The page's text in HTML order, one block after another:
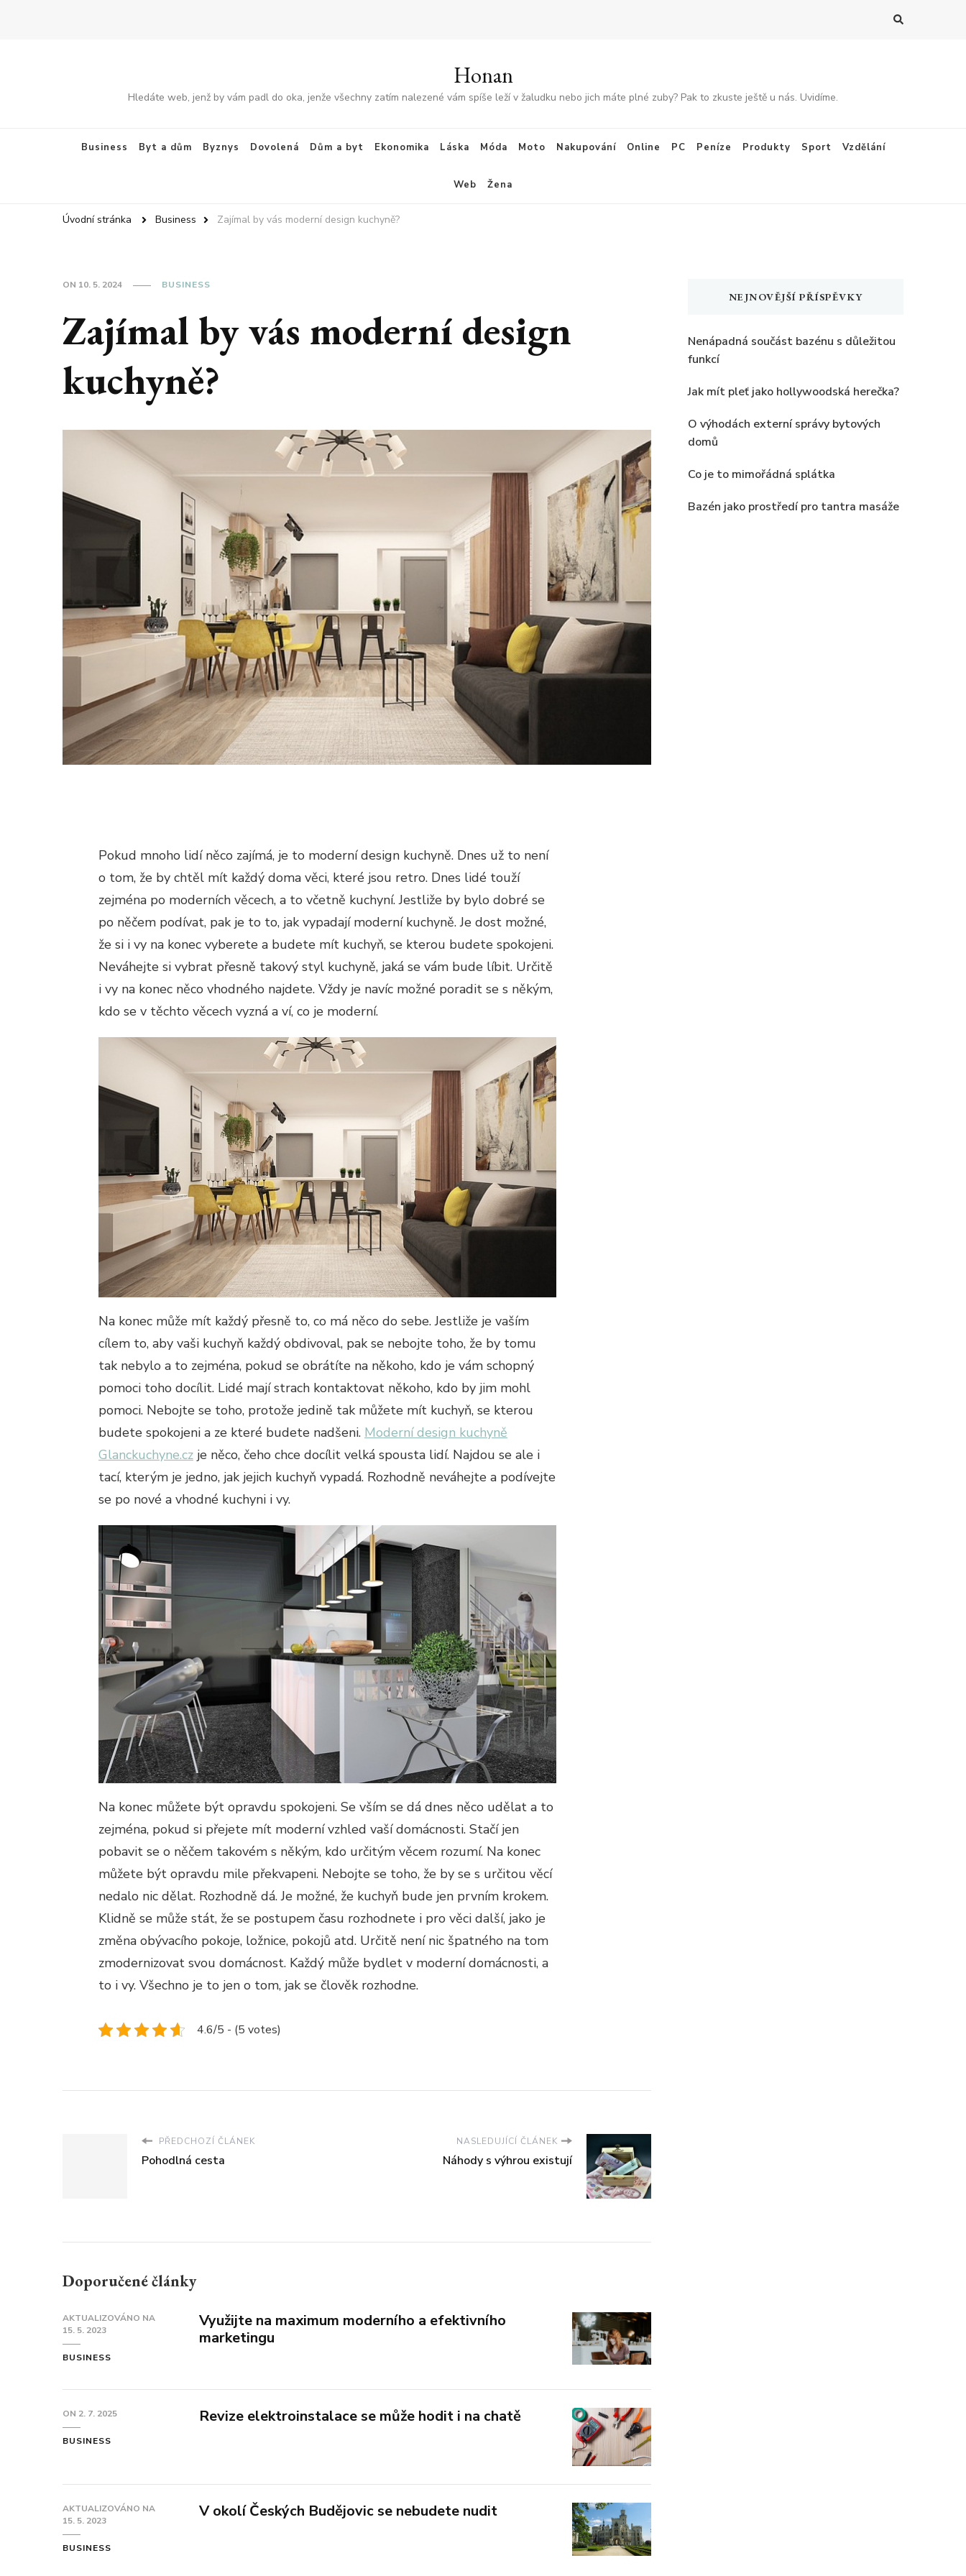
Honan
Hledáte web, jenž by vám padl do oka, jenže všechny zatím nalezené vám spíše leží v žaludku nebo jich máte plné zuby? Pak to zkuste ještě u nás. Uvidíme.
Business Byt a dům Byznys Dovolená Dům a byt Ekonomika Láska Móda Moto Nakupování Online PC Peníze Produkty Sport Vzdělání
Web Žena
Úvodní stránka Business Zajímal by vás moderní design kuchyně?
ON 10. 5. 2024 BUSINESS
Zajímal by vás moderní design
kuchyně?
Pokud mnoho lidí něco zajímá, je to moderní design kuchyně. Dnes už to není
o tom, že by chtěl mít každý doma věci, které jsou retro. Dnes lidé touží
zejména po moderních věcech, a to včetně kuchyní. Jestliže by bylo dobré se
po něčem podívat, pak je to to, jak vypadají moderní kuchyně. Je dost možné,
že si i vy na konec vyberete a budete mít kuchyň, se kterou budete spokojeni.
Neváhejte si vybrat přesně takový styl kuchyně, jaká se vám bude líbit. Určitě
i vy na konec něco vhodného najdete. Vždy je navíc možné poradit se s někým,
kdo se v těchto věcech vyzná a ví, co je moderní.
Na konec může mít každý přesně to, co má něco do sebe. Jestliže je vaším
cílem to, aby vaši kuchyň každý obdivoval, pak se nebojte toho, že by tomu
tak nebylo a to zejména, pokud se obrátíte na někoho, kdo je vám schopný
pomoci toho docílit. Lidé mají strach kontaktovat někoho, kdo by jim mohl
pomoci. Nebojte se toho, protože jedině tak můžete mít kuchyň, se kterou
budete spokojeni a ze které budete nadšeni. Moderní design kuchyně
Glanckuchyne.cz je něco, čeho chce docílit velká spousta lidí. Najdou se ale i
tací, kterým je jedno, jak jejich kuchyň vypadá. Rozhodně neváhejte a podívejte
se po nové a vhodné kuchyni i vy.
Na konec můžete být opravdu spokojeni. Se vším se dá dnes něco udělat a to
zejména, pokud si přejete mít moderní vzhled vaší domácnosti. Stačí jen
pobavit se o něčem takovém s někým, kdo určitým věcem rozumí. Na konec
můžete být opravdu mile překvapeni. Nebojte se toho, že by se s určitou věcí
nedalo nic dělat. Rozhodně dá. Je možné, že kuchyň bude jen prvním krokem.
Klidně se může stát, že se postupem času rozhodnete i pro věci další, jako je
změna obývacího pokoje, ložnice, pokojů atd. Určitě není nic špatného na tom
zmodernizovat svou domácnost. Každý může bydlet v moderní domácnosti, a
to i vy. Všechno je to jen o tom, jak se člověk rozhodne.
4.6/5 - (5 votes)
PŘEDCHOZÍ ČLÁNEK
Pohodlná cesta
NASLEDUJÍCÍ ČLÁNEK
Náhody s výhrou existují
Doporučené články
AKTUALIZOVÁNO NA
15. 5. 2023
BUSINESS
Využijte na maximum moderního a efektivního
marketingu
ON 2. 7. 2025
BUSINESS
Revize elektroinstalace se může hodit i na chatě
AKTUALIZOVÁNO NA
15. 5. 2023
BUSINESS
V okolí Českých Budějovic se nebudete nudit
NEJNOVĚJŠÍ PŘÍSPĚVKY
Nenápadná součást bazénu s důležitou
funkcí
Jak mít pleť jako hollywoodská herečka?
O výhodách externí správy bytových
domů
Co je to mimořádná splátka
Bazén jako prostředí pro tantra masáže